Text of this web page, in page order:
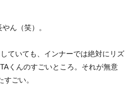
ん（笑）。
ていても、インナーでは絶対にリズ
くんのすごいところ。それが無意
ごい。